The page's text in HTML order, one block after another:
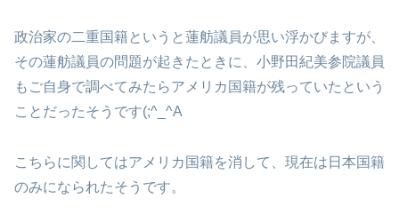
政治家の二重国籍というと蓮舫議員が思い浮かびますが、
その蓮舫議員の問題が起きたときに、小野田紀美参院議員
もご自身で調べてみたらアメリカ国籍が残っていたという
ことだったそうです(;^_^A
こちらに関してはアメリカ国籍を消して、現在は日本国籍
のみになられたそうです。